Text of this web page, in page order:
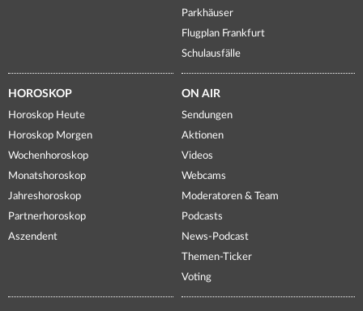
Parkhäuser
Flugplan Frankfurt
Schulausfälle
HOROSKOP
Horoskop Heute
Horoskop Morgen
Wochenhoroskop
Monatshoroskop
Jahreshoroskop
Partnerhoroskop
Aszendent
ON AIR
Sendungen
Aktionen
Videos
Webcams
Moderatoren & Team
Podcasts
News-Podcast
Themen-Ticker
Voting